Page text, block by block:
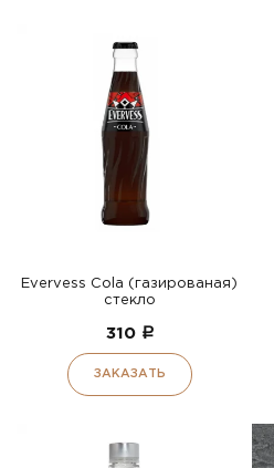
Evervess Cola (газированая)
стекло
310 a
ЗАКАЗАТЬ